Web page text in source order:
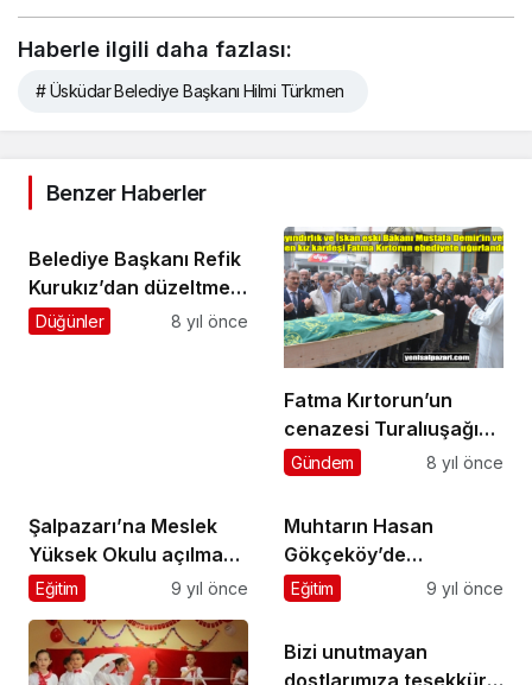
Haberle ilgili daha fazlası:
# Üsküdar Belediye Başkanı Hilmi Türkmen
Benzer Haberler
Belediye Başkanı Refik
Kurukız’dan düzeltme
ve cevap
Düğünler 8 yıl önce
Fatma Kırtorun’un
cenazesi Turalıuşağı
Mahallesi’nde toprağa
Gündem 8 yıl önce
Şalpazarı’na Meslek
Yüksek Okulu açılması
YÖK’te onaylandı
Eğitim 9 yıl önce
Muhtarın Hasan
Gökçeköy’de
ebediyete uğurlandı
Eğitim 9 yıl önce
Bizi unutmayan
dostlarımıza teşekkür